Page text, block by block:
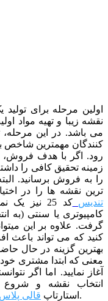
اولین مرحله برای
نقشه زیبا و تهیه مواد
می باشد. در این
کنندگان مهمترین شاخص
رود. اگر با هدف فروش،
زمینه تحقیق کافی را
را به فروش برسانید.
ترین نقشه ها را در
تندیس
کد 25 نیز
کامپیوتری یا سنتی (به
گرفت. علاوه بر این
کنید که می تواند
بهترین گزینه در حال
معنی که ابتدا مشتری خود
آغاز نمایید.
اما اگر
انتخاب نقشه و شروع
استارتاپ قالی پلاس برای فروش کار های خود استفتده نمایید.